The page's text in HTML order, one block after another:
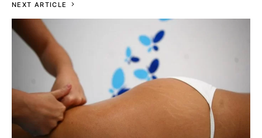
NEXT ARTICLE